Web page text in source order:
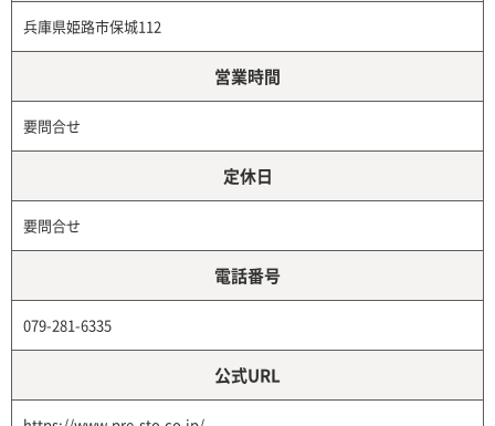
兵庫県姫路市保城112
営業時間
要問合せ
定休日
要問合せ
電話番号
079-281-6335
公式URL